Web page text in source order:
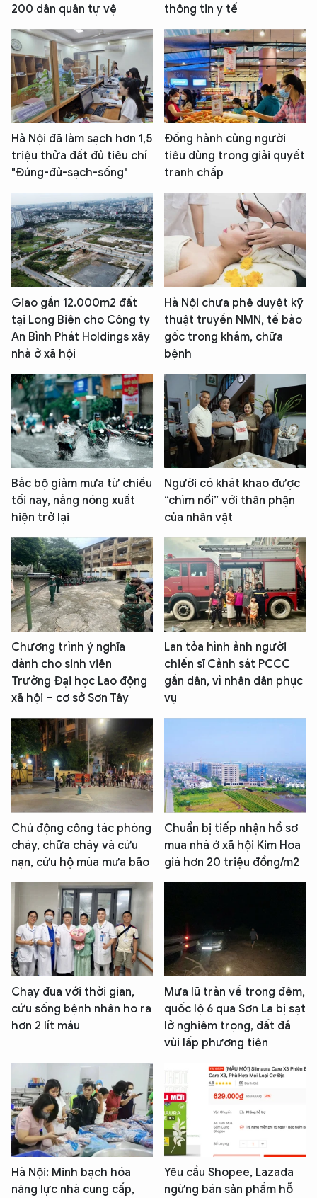
200 dân quân tự vệ
thông tin y tế
Hà Nội đã làm sạch hơn 1,5
triệu thửa đất đủ tiêu chí
"Đúng-đủ-sạch-sống"
Đồng hành cùng người
tiêu dùng trong giải quyết
tranh chấp
Giao gần 12.000m2 đất
tại Long Biên cho Công ty
An Bình Phát Holdings xây
nhà ở xã hội
Hà Nội chưa phê duyệt kỹ
thuật truyền NMN, tế bào
gốc trong khám, chữa
bệnh
Bắc bộ giảm mưa từ chiều
tối nay, nắng nóng xuất
hiện trở lại
Người có khát khao được
“chìm nổi” với thân phận
của nhân vật
Chương trình ý nghĩa
dành cho sinh viên
Trường Đại học Lao động
xã hội – cơ sở Sơn Tây
Lan tỏa hình ảnh người
chiến sĩ Cảnh sát PCCC
gần dân, vì nhân dân phục
vụ
Chủ động công tác phòng
cháy, chữa cháy và cứu
nạn, cứu hộ mùa mưa bão
Chuẩn bị tiếp nhận hồ sơ
mua nhà ở xã hội Kim Hoa
giá hơn 20 triệu đồng/m2
Chạy đua với thời gian,
cứu sống bệnh nhân ho ra
hơn 2 lít máu
Mưa lũ tràn về trong đêm,
quốc lộ 6 qua Sơn La bị sạt
lở nghiêm trọng, đất đá
vùi lấp phương tiện
Hà Nội: Minh bạch hóa
năng lực nhà cung cấp,
Yêu cầu Shopee, Lazada
ngừng bán sản phẩm hỗ